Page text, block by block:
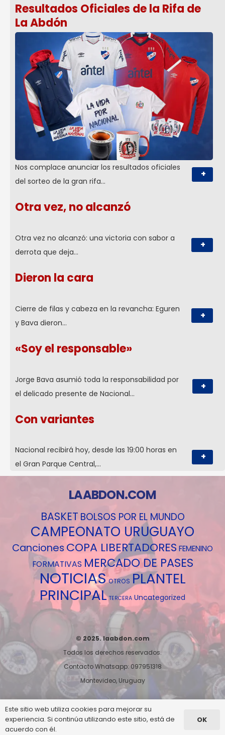
Resultados Oficiales de la Rifa de
La Abdón
Nos complace anunciar los resultados oficiales
del sorteo de la gran rifa…
+
Otra vez, no alcanzó
Otra vez no alcanzó: una victoria con sabor a
derrota que deja…
+
Dieron la cara
Cierre de filas y cabeza en la revancha: Eguren
y Bava dieron…
+
«Soy el responsable»
Jorge Bava asumió toda la responsabilidad por
el delicado presente de Nacional…
+
Con variantes
Nacional recibirá hoy, desde las 19:00 horas en
el Gran Parque Central,…
+
LAABDON.COM
BASKET BOLSOS POR EL MUNDO
CAMPEONATO URUGUAYO
Canciones COPA LIBERTADORES FEMENINO
FORMATIVAS MERCADO DE PASES
NOTICIAS OTROS PLANTEL
PRINCIPAL TERCERA Uncategorized
© 2025. laabdon.com
Todos los derechos reservados.
Contacto Whatsapp: 097951318
Montevideo, Uruguay
Este sitio web utiliza cookies para mejorar su
experiencia. Si continúa utilizando este sitio, está de
acuerdo con él.
OK